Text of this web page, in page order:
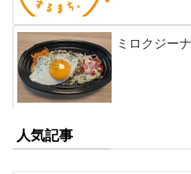
ミロクジー
人気記事